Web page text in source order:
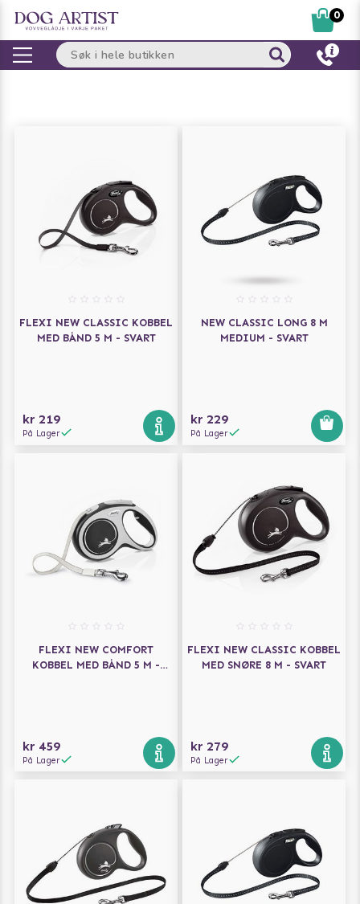
FLEXI NEW CLASSIC KOBBEL
MED BÅND 5 M - SVART
kr 219
På Lager
NEW CLASSIC LONG 8 M
MEDIUM - SVART
kr 229
På Lager
FLEXI NEW COMFORT
KOBBEL MED BÅND 5 M -
kr 459
På Lager
FLEXI NEW CLASSIC KOBBEL
MED SNØRE 8 M - SVART
kr 279
På Lager
0